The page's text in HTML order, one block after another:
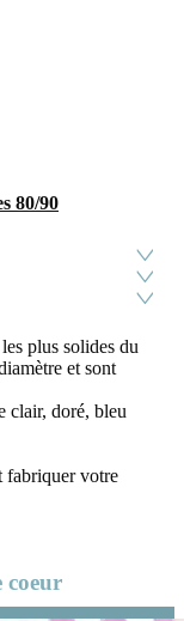
80/90
plus solides du
et sont
clair, doré, bleu
fabriquer votre
coeur